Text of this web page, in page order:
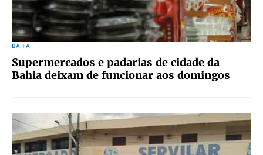
BAHIA
Supermercados e padarias de cidade da
Bahia deixam de funcionar aos domingos